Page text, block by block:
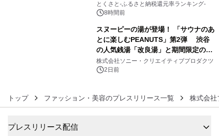
とくさと-ふるさと納税還元率ランキング-
8時間前
スヌーピーの湯が登場！ 「サウナのあ
とに楽しむPEANUTS」第2弾 渋谷
の人気銭湯「改良湯」と期間限定のコ
ラボレーション サウナイキタイコラ
ボグッズも発売決定！
株式会社ソニー・クリエイティブプロダクツ
2日前
トップ ファッション・美容のプレスリリース一覧 株式会社
プレスリリース配信